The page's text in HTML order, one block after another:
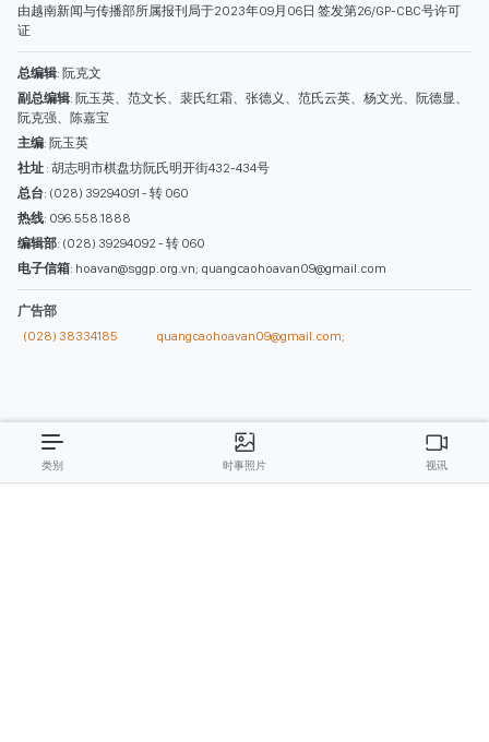
由越南新闻与传播部所属报刊局于2023年09月06日 签发第26/GP-CBC号许可
证
总编辑: 阮克文
副总编辑: 阮玉英、范文长、裴氏红霜、张德义、范氏云英、杨文光、阮德显、
阮克强、陈嘉宝
主编: 阮玉英
社址 : 胡志明市棋盘坊阮氏明开街432-434号
总台: (028) 39294091 - 转 060
热线: 096.558.1888
编辑部: (028) 39294092 - 转 060
电子信箱: hoavan@sggp.org.vn; quangcaohoavan09@gmail.com
广告部
(028) 38334185
quangcaohoavan09@gmail.com;
类别 时事照片 视讯